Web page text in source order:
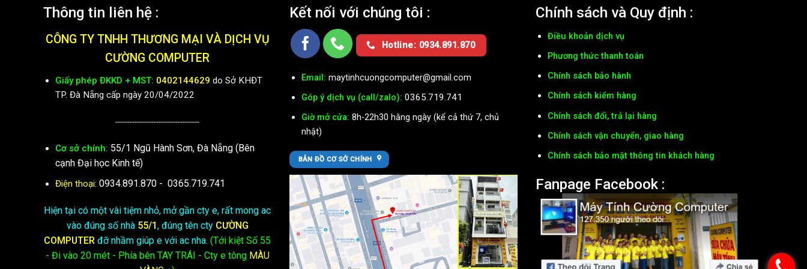
Thông tin liên hệ :
CÔNG TY TNHH THƯƠNG MẠI VÀ DỊCH VỤ
CƯỜNG COMPUTER
Giấy phép ĐKKD + MST: 0402144629 do Sở KHĐT
TP. Đà Nẵng cấp ngày 20/04/2022
-----------------------------------
Cơ sở chính: 55/1 Ngũ Hành Sơn, Đà Nẵng (Bên
cạnh Đại học Kinh tế)
Điện thoại: 0934.891.870 - 0365.719.741
Hiện tại có một vài tiệm nhỏ, mở gần cty e, rất mong ac
vào đúng số nhà 55/1, đúng tên cty CƯỜNG
COMPUTER đỡ nhầm giúp e với ac nha. (Tới kiệt Số 55
- Đi vào 20 mét - Phía bên TAY TRÁI - Cty e tôngMÀU
Kết nối với chúng tôi :
Hotline: 0934.891.870
Email: maytinhcuongcomputer@gmail.com
Góp ý dịch vụ (call/zalo): 0365.719.741
Giờ mở cửa: 8h-22h30 hằng ngày (kể cả thứ 7, chủ
nhật)
BẢN ĐỒ CƠ SỞ CHÍNH
Chính sách và Quy định :
Điều khoản dịch vụ
Phương thức thanh toán
Chính sách bảo hành
Chính sách kiểm hàng
Chính sách đổi, trả lại hàng
Chính sách vận chuyển, giao hàng
Chính sách bảo mật thông tin khách hàng
Fanpage Facebook :